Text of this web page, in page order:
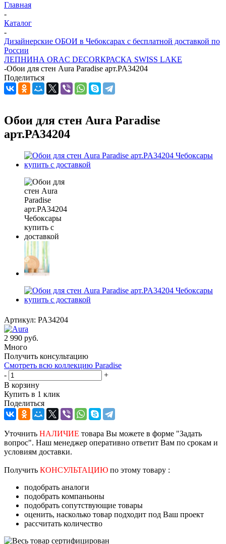
Главная
-
Каталог
-
Дизайнерские ОБОИ в Чебоксарах с бесплатной доставкой по
России
ЛЕПНИНА ORAC DECORКРАСКА SWISS LAKE
-Обои для стен Aura Paradise арт.PA34204
Поделиться
Обои для стен Aura Paradise
арт.PA34204
Артикул: PA34204
2 990 руб.
Много
Получить консультацию
Смотреть всю коллекцию Paradise
-
+
В корзину
Купить в 1 клик
Поделиться
Уточнить НАЛИЧИЕ товара Вы можете в форме "Задать
вопрос". Наш менеджер оперативно ответит Вам по срокам и
условиям доставки.
Получить КОНСУЛЬТАЦИЮ по этому товару :
подобрать аналоги
подобрать компаньоны
подобрать сопутствующие товары
оценить, насколько товар подходит под Ваш проект
рассчитать количество